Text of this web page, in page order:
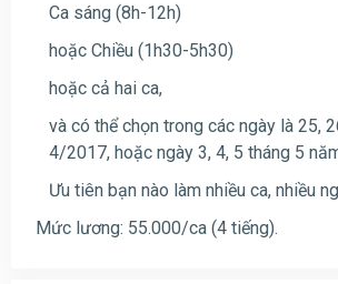
Ca sáng (8h-12h)
hoặc Chiều (1h30-5h30)
hoặc cả hai ca,
và có thể chọn trong các ngày là 25,
4/2017, hoặc ngày 3, 4, 5 tháng 5
Ưu tiên bạn nào làm nhiều ca, nhiều
Mức lương: 55.000/ca (4 tiếng).